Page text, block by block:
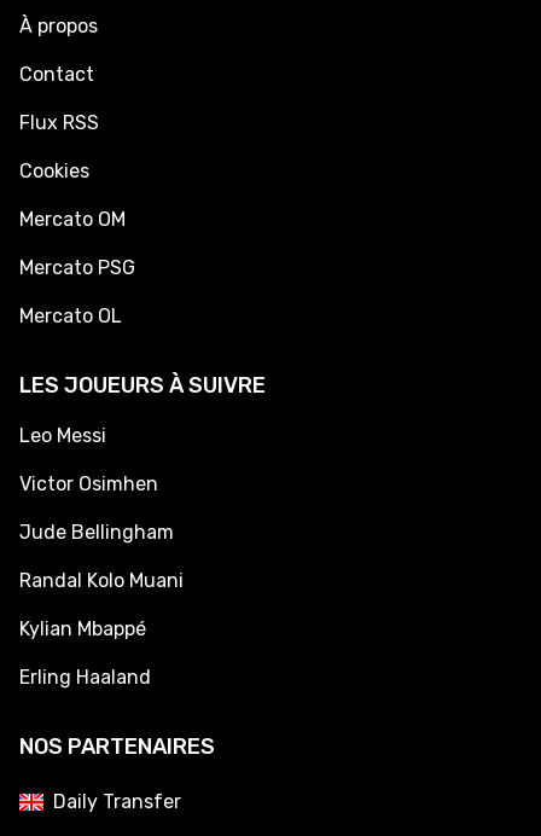
À propos
Contact
Flux RSS
Cookies
Mercato OM
Mercato PSG
Mercato OL
LES JOUEURS À SUIVRE
Leo Messi
Victor Osimhen
Jude Bellingham
Randal Kolo Muani
Kylian Mbappé
Erling Haaland
NOS PARTENAIRES
Daily Transfer